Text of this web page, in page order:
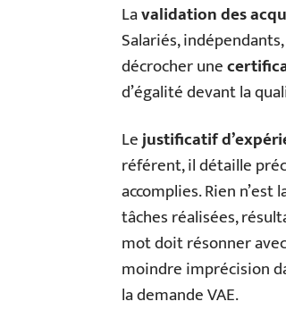
Lavalidation des
Salariés,
décrocher une
d’égalité devant la
Lejustificatif
référent, il détaille
accomplies. Rien
tâches réalisées,
mot doit résonner
moindre imprécision
la demande VAE.